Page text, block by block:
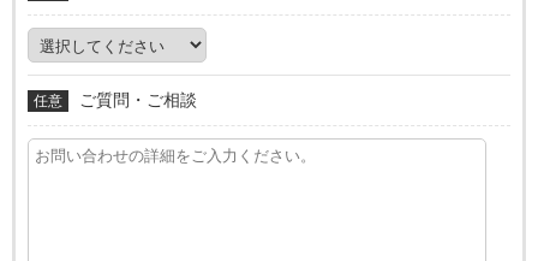
任意 ご質問・ご相談